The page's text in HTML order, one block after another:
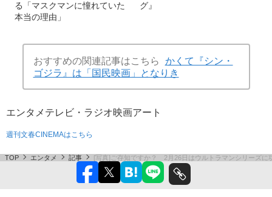
る「マスクマンに憧れていた
本当の理由」
グ』
おすすめの関連記事はこちら
かくて『シン・
ゴジラ』は「国民映画」となりき
エンタメ テレビ・ラジオ映画アート
週刊文春CINEMAはこちら
TOP エンタメ 記事 [写真]ご存知ですか？ 2月26日はウルトラマンシリーズに